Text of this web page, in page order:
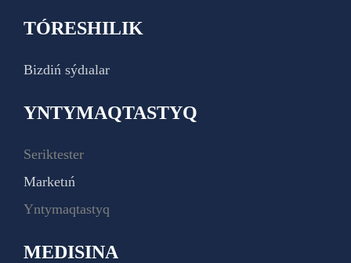
TÓRESHILIK
Bizdiń sýdıalar
YNTYMAQTASTYQ
Seriktester
Marketıń
Yntymaqtastyq
MEDISINA